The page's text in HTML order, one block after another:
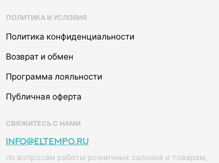
ПОЛИТИКА И УСЛОВИЯ
Политика конфиденциальности
Возврат и обмен
Программа лояльности
Публичная оферта
СВЯЖИТЕСЬ С НАМИ
info@eltempo.ru
по вопросам работы розничных салонов и товарам,